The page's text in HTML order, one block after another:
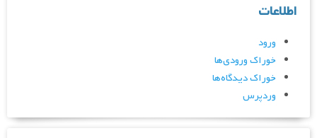
اطلاعات
ورود
خوراک ورودی‌ها
خوراک دیدگاه‌ها
وردپرس